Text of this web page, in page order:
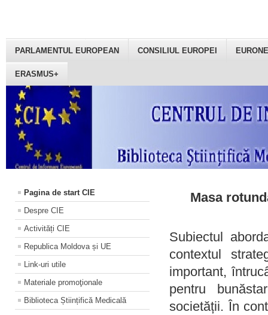
PARLAMENTUL EUROPEAN CONSILIUL EUROPEI
ERASMUS+
Pagina de start CIE
Despre CIE
Activități CIE
Republica Moldova și UE
Link-uri utile
Materiale promoţionale
Biblioteca Științifică Medicală
Masa
Subiectul
contextul
important,
pentru
societății. În